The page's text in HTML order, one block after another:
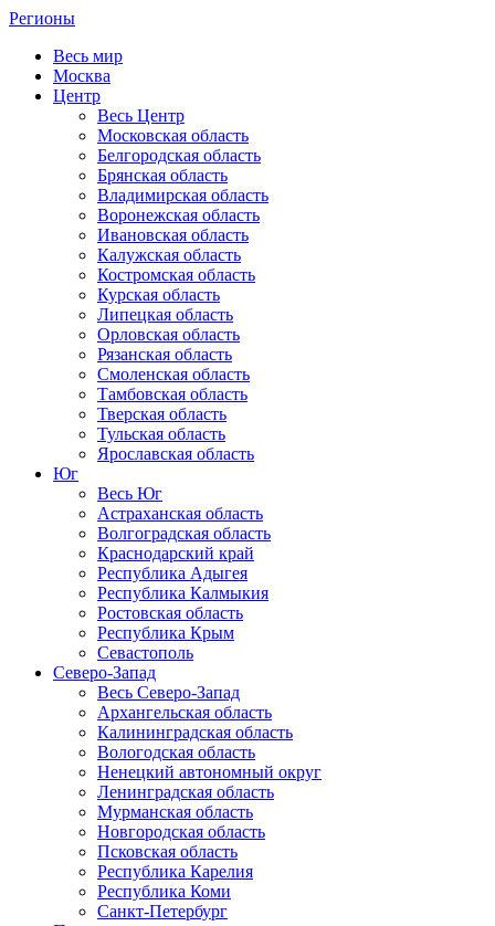
Регионы
Весь мир
Москва
Центр
Весь Центр
Московская область
Белгородская область
Брянская область
Владимирская область
Воронежская область
Ивановская область
Калужская область
Костромская область
Курская область
Липецкая область
Орловская область
Рязанская область
Смоленская область
Тамбовская область
Тверская область
Тульская область
Ярославская область
Юг
Весь Юг
Астраханская область
Волгоградская область
Краснодарский край
Республика Адыгея
Республика Калмыкия
Ростовская область
Республика Крым
Севастополь
Северо-Запад
Весь Северо-Запад
Архангельская область
Калининградская область
Вологодская область
Ненецкий автономный округ
Ленинградская область
Мурманская область
Новгородская область
Псковская область
Республика Карелия
Республика Коми
Санкт-Петербург